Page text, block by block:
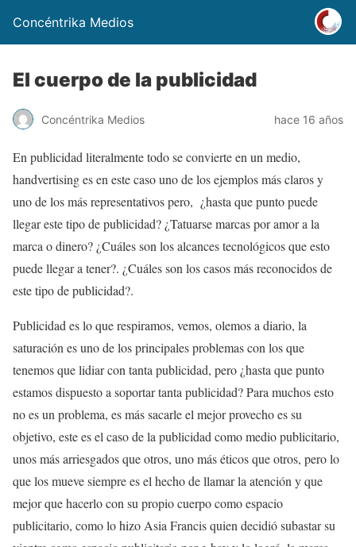
Concéntrika Medios
El cuerpo de la publicidad
Concéntrika Medios hace 16 años
En publicidad literalmente todo se convierte en un medio,
handvertising es en este caso uno de los ejemplos más claros y
uno de los más representativos pero, ¿hasta que punto puede
llegar este tipo de publicidad? ¿Tatuarse marcas por amor a la
marca o dinero? ¿Cuáles son los alcances tecnológicos que esto
puede llegar a tener?. ¿Cuáles son los casos más reconocidos de
este tipo de publicidad?.
Publicidad es lo que respiramos, vemos, olemos a diario, la
saturación es uno de los principales problemas con los que
tenemos que lidiar con tanta publicidad, pero ¿hasta que punto
estamos dispuesto a soportar tanta publicidad? Para muchos esto
no es un problema, es más sacarle el mejor provecho es su
objetivo, este es el caso de la publicidad como medio publicitario,
unos más arriesgados que otros, uno más éticos que otros, pero lo
que los mueve siempre es el hecho de llamar la atención y que
mejor que hacerlo con su propio cuerpo como espacio
publicitario, como lo hizo Asia Francis quien decidió subastar su